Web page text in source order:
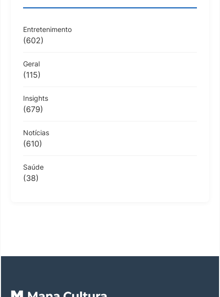
Entretenimento
(602)
Geral
(115)
Insights
(679)
Notícias
(610)
Saúde
(38)